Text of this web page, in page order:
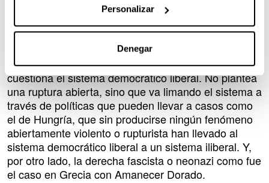
Personalizar
Denegar
Hay que dividir la ultraderecha en dos sectores. Por
un lado, la derecha radical populista, que son
aquellos grupos como Vox que, a pesar de compartir
elementos de memoria histórica o del franquismo,
tiene planteamientos diferentes. Es decir, no
cuestiona el sistema democrático liberal. No plantea
una ruptura abierta, sino que va limando el sistema a
través de políticas que pueden llevar a casos como
el de Hungría, que sin producirse ningún fenómeno
abiertamente violento o rupturista han llevado al
sistema democrático liberal a un sistema iliberal. Y,
por otro lado, la derecha fascista o neonazi como fue
el caso en Grecia con Amanecer Dorado.